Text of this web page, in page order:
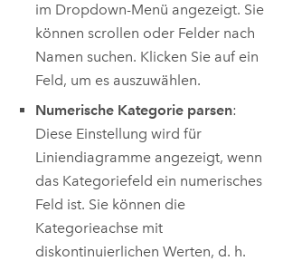
im Dropdown-Menü angezeigt. Sie
können scrollen oder Felder nach
Namen suchen. Klicken Sie auf ein
Feld, um es auszuwählen.
Numerische Kategorie parsen:
Diese Einstellung wird für
Liniendiagramme angezeigt, wenn
das Kategoriefeld ein numerisches
Feld ist. Sie können die
Kategorieachse mit
diskontinuierlichen Werten, d. h.